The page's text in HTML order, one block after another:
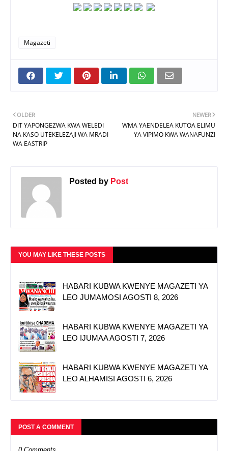
Magazeti
NEWER
WMA YAENDELEA KUTOA ELIMU
YA VIPIMO KWA WANAFUNZI
OLDER
DIT YAPONGEZWA KWA WELEDI
NA KASO UTEKELEZAJI WA MRADI
WA EASTRIP
Posted by Post
YOU MAY LIKE THESE POSTS
HABARI KUBWA KWENYE MAGAZETI YA
LEO JUMAMOSI AGOSTI 8, 2026
HABARI KUBWA KWENYE MAGAZETI YA
LEO IJUMAA AGOSTI 7, 2026
HABARI KUBWA KWENYE MAGAZETI YA
LEO ALHAMISI AGOSTI 6, 2026
POST A COMMENT